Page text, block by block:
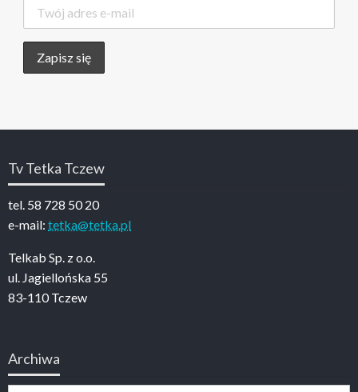
Tv Tetka Tczew
tel. 58 728 50 20
e-mail: tetka@tetka.pl
Telkab Sp. z o.o.
ul. Jagiellońska 55
83-110 Tczew
Archiwa